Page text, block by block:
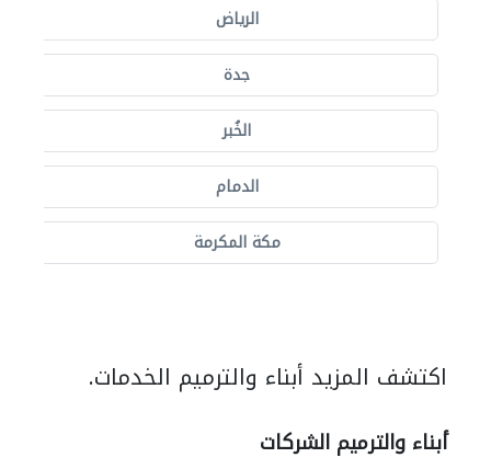
الرياض
جدة
الخُبر
الدمام
مكة المكرمة
اكتشف المزيد أبناء والترميم الخدمات.
أبناء والترميم الشركات